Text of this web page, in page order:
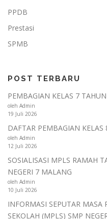
PPDB
Prestasi
SPMB
POST TERBARU
PEMBAGIAN KELAS 7
oleh Admin
19 Juli 2026
DAFTAR PEMBAGIAN
oleh Admin
12 Juli 2026
SOSIALISASI MPLS RAMAH
NEGERI 7 MALANG
oleh Admin
10 Juli 2026
INFORMASI SEPUTAR
SEKOLAH (MPLS) SMP